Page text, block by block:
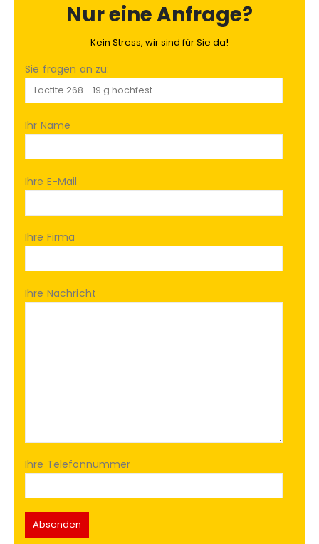
Nur eine Anfrage?
Kein Stress, wir sind für Sie da!
Sie fragen an zu:
Ihr Name
Ihre E-Mail
Ihre Firma
Ihre Nachricht
Ihre Telefonnummer